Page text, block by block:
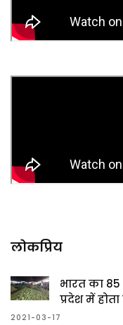
लोकप्रिय
भारत का
प्रदेश में होता
2021-03-17